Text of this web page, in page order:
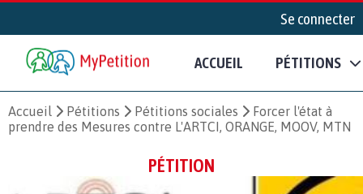
Se connecter
ACCUEIL PÉTITIONS
Accueil Pétitions Pétitions sociales
Forcer l'état à
prendre des Mesures contre L'ARTCI, ORANGE, MOOV, MTN
PÉTITION